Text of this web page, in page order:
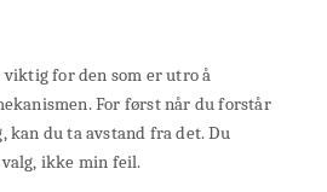
for den som er utro å
For først når du forstår
kan du ta avstand fra det. Du
ikke min feil.